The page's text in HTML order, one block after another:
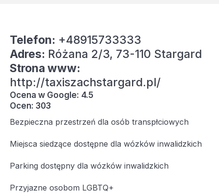
Telefon: +48915733333
Adres: Różana 2/3, 73-110 Stargard
Strona www:
http://taxiszachstargard.pl/
Ocena w Google: 4.5
Ocen: 303
Bezpieczna przestrzeń dla osób transpłciowych
Miejsca siedzące dostępne dla wózków inwalidzkich
Parking dostępny dla wózków inwalidzkich
Przyjazne osobom LGBTQ+